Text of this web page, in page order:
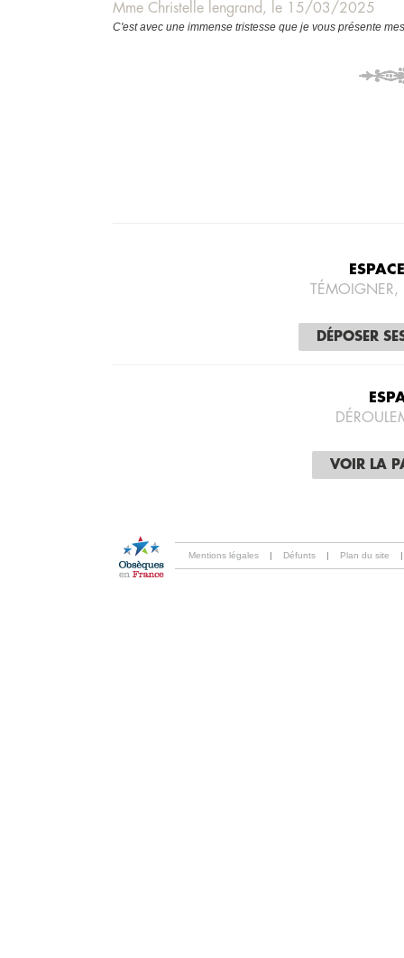
Mme Christelle lengrand, le 15/03/2025
C'est avec une immense tristesse que je vous présente
DÉPOSER
VOIR LA
Mentions légales | Défunts | Plan du site |